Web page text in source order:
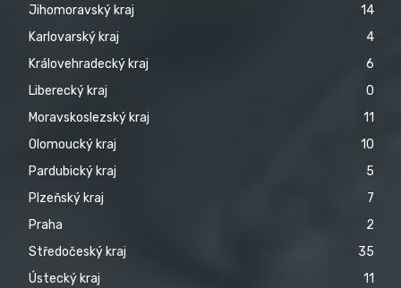
Jihomoravský kraj
14
Karlovarský kraj
4
Královehradecký kraj
6
Liberecký kraj
0
Moravskoslezský kraj
11
Olomoucký kraj
10
Pardubický kraj
5
Plzeňský kraj
7
Praha
2
Středočeský kraj
35
Ústecký kraj
11